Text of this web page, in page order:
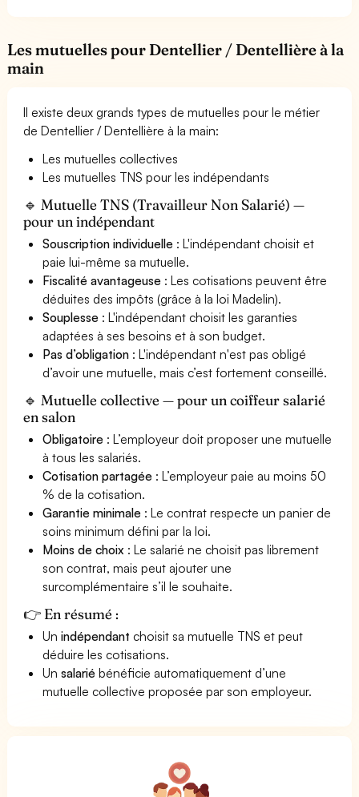
Les mutuelles pour Dentellier / Dentellière à la
main
Il existe deux grands types de mutuelles pour le métier
de Dentellier / Dentellière à la main:
Les mutuelles collectives
Les mutuelles TNS pour les indépendants
🔹 Mutuelle TNS (Travailleur Non Salarié) —
pour un indépendant
Souscription individuelle : L'indépendant choisit et
paie lui-même sa mutuelle.
Fiscalité avantageuse : Les cotisations peuvent être
déduites des impôts (grâce à la loi Madelin).
Souplesse : L'indépendant choisit les garanties
adaptées à ses besoins et à son budget.
Pas d’obligation : L'indépendant n'est pas obligé
d’avoir une mutuelle, mais c’est fortement conseillé.
🔹 Mutuelle collective — pour un coiffeur salarié
en salon
Obligatoire : L’employeur doit proposer une mutuelle
à tous les salariés.
Cotisation partagée : L’employeur paie au moins 50
% de la cotisation.
Garantie minimale : Le contrat respecte un panier de
soins minimum défini par la loi.
Moins de choix : Le salarié ne choisit pas librement
son contrat, mais peut ajouter une
surcomplémentaire s’il le souhaite.
👉 En résumé :
Unindépendant choisit sa mutuelle TNS et peut
déduire les cotisations.
Unsalarié bénéficie automatiquement d’une
mutuelle collective proposée par son employeur.